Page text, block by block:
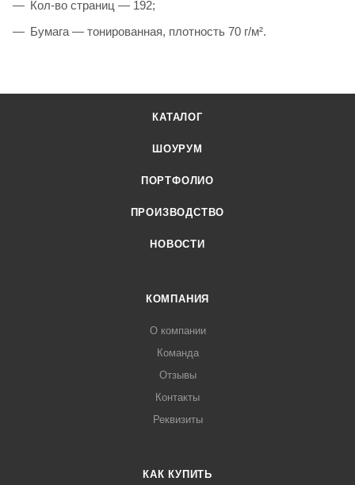
Кол-во страниц — 192;
Бумага — тонированная, плотность 70 г/м².
КАТАЛОГ
ШОУРУМ
ПОРТФОЛИО
ПРОИЗВОДСТВО
НОВОСТИ
КОМПАНИЯ
О компании
Команда
Отзывы
Контакты
Реквизиты
КАК КУПИТЬ